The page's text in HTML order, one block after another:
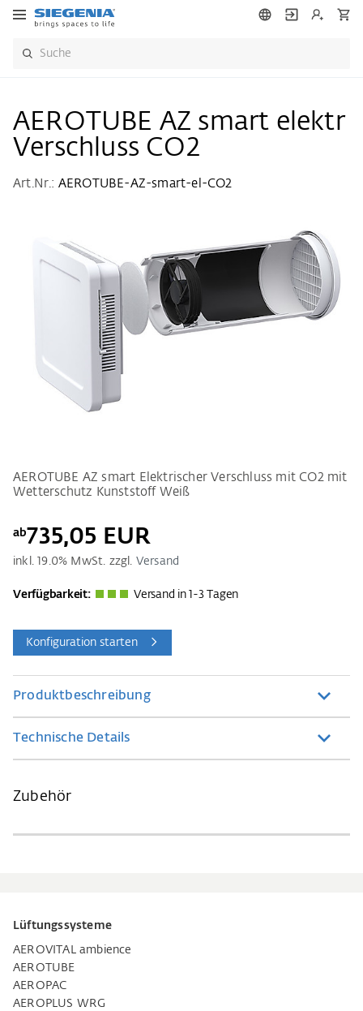
AEROTUBE AZ smart elektr
Verschluss CO2
Art.Nr.: AEROTUBE-AZ-smart-el-CO2
AEROTUBE AZ smart Elektrischer Verschluss mit CO2 mit
Wetterschutz Kunststoff Weiß
ab735,05 EUR
inkl. 19.0% MwSt. zzgl. Versand
Verfügbarkeit: Versand in 1-3 Tagen
Konfiguration starten
Produktbeschreibung
Technische Details
Zubehör
Lüftungssysteme
AEROVITAL ambience
AEROTUBE
AEROPAC
AEROPLUS WRG